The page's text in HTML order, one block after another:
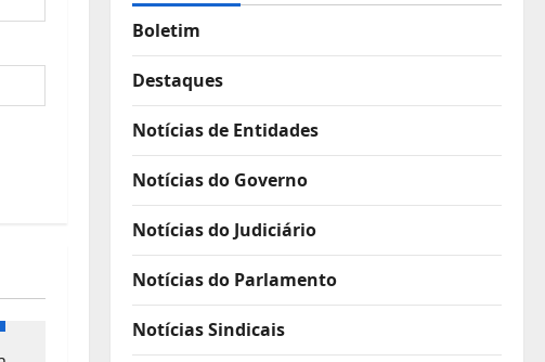
Boletim
Destaques
Notícias de Entidades
Notícias do Governo
Notícias do Judiciário
Notícias do Parlamento
Notícias Sindicais